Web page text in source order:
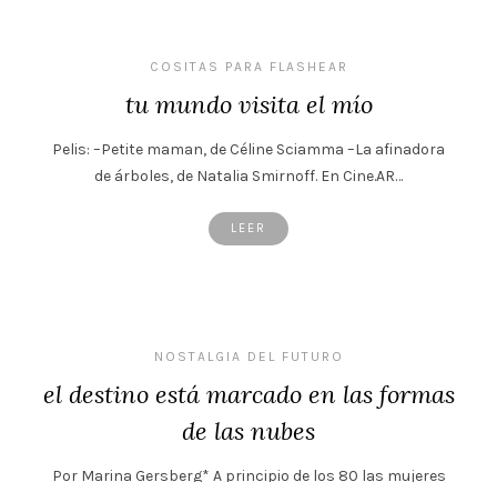
COSITAS PARA FLASHEAR
tu mundo visita el mío
Pelis: –Petite maman, de Céline Sciamma –La afinadora
de árboles, de Natalia Smirnoff. En Cine.AR…
LEER
NOSTALGIA DEL FUTURO
el destino está marcado en las formas
de las nubes
Por Marina Gersberg* A principio de los 80 las mujeres